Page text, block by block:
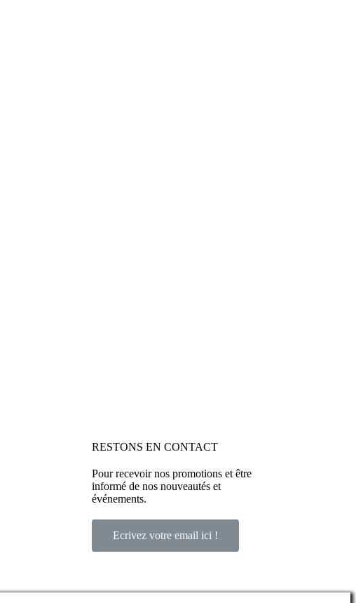
RESTONS EN CONTACT
Pour recevoir nos promotions et être
informé de nos nouveautés et
événements.
Ecrivez votre email ici !